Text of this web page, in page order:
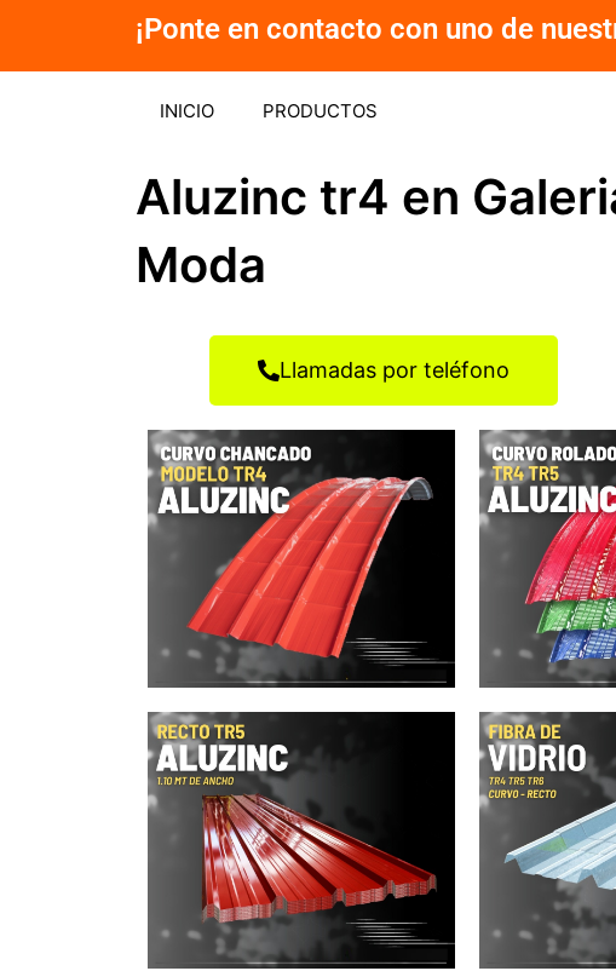
contenido
¡Ponte en contacto con uno de
INICIO PRODUCTOS
Aluzinc tr4 en
Moda
Llamadas por teléfono